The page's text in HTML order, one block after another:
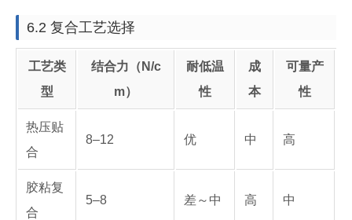
6.2 复合工艺选择
工艺类
型
结合力（N/c
m）
耐低温
性
成
本
可量产
性
热压贴
合
8–12 优 中 高
胶粘复
合
5–8 差～中 高 中